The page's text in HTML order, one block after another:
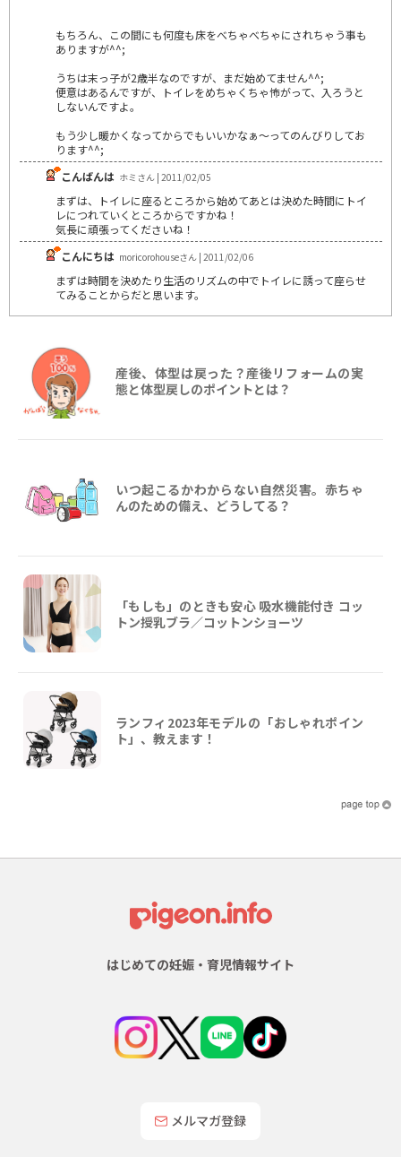
もちろん、この間にも何度も床をべちゃべちゃにされちゃう事も
ありますが^^;
うちは末っ子が2歳半なのですが、まだ始めてません^^;
便意はあるんですが、トイレをめちゃくちゃ怖がって、入ろうと
しないんですよ。
もう少し暖かくなってからでもいいかなぁ～ってのんびりしてお
ります^^;
こんばんは ホミさん | 2011/02/05
まずは、トイレに座るところから始めてあとは決めた時間にトイ
レにつれていくところからですかね！
気長に頑張ってくださいね！
こんにちは moricorohouseさん | 2011/02/06
まずは時間を決めたり生活のリズムの中でトイレに誘って座らせ
てみることからだと思います。
産後、体型は戻った？産後リフォームの実
態と体型戻しのポイントとは？
いつ起こるかわからない自然災害。赤ちゃ
んのための備え、どうしてる？
「もしも」のときも安心 吸水機能付き コッ
トン授乳ブラ／コットンショーツ
ランフィ2023年モデルの「おしゃれポイン
ト」、教えます！
はじめての妊娠・育児情報サイト
メルマガ登録